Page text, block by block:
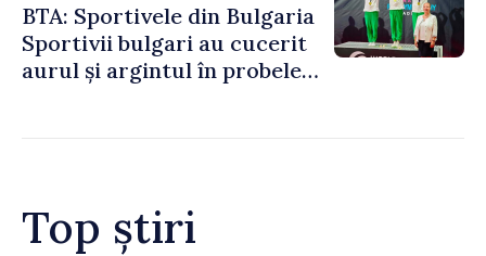
BTA: Sportivele din Bulgaria
Sportivii bulgari au cucerit
aurul și argintul în probele
Top știri